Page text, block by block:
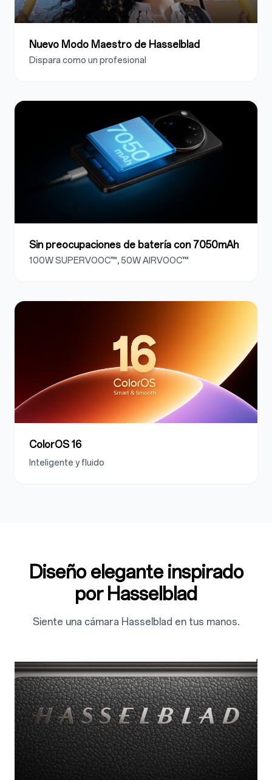
Nuevo Modo Maestro de Hasselblad
Dispara como un profesional
Sin preocupaciones de batería con 7050mAh
100W SUPERVOOC™, 50W AIRVOOC™
ColorOS 16
Inteligente y fluido
Diseño elegante inspirado
por Hasselblad
Siente una cámara Hasselblad en tus manos.